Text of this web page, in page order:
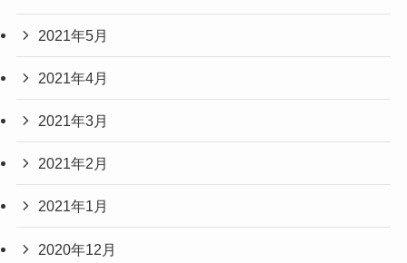
2021年5月
2021年4月
2021年3月
2021年2月
2021年1月
2020年12月